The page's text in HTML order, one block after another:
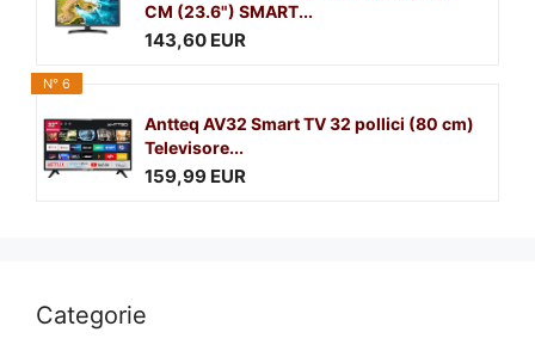
CM (23.6") SMART...
143,60 EUR
N° 6
Antteq AV32 Smart TV 32 pollici (80 cm)
Televisore...
159,99 EUR
Categorie